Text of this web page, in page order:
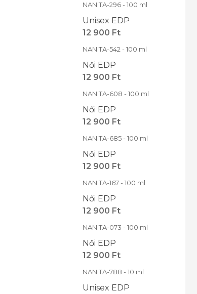
NANITA-296 - 100 ml
Unisex EDP
12 900 Ft
NANITA-542 - 100 ml
Női EDP
12 900 Ft
NANITA-608 - 100 ml
Női EDP
12 900 Ft
NANITA-685 - 100 ml
Női EDP
12 900 Ft
NANITA-167 - 100 ml
Női EDP
12 900 Ft
NANITA-073 - 100 ml
Női EDP
12 900 Ft
NANITA-788 - 10 ml
Unisex EDP